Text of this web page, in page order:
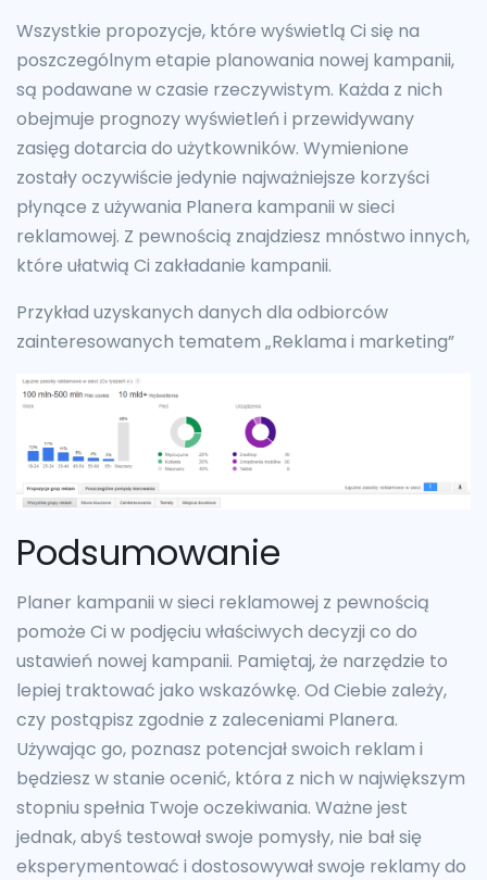
Wszystkie propozycje, które wyświetlą Ci się na
poszczególnym etapie planowania nowej kampanii,
są podawane w czasie rzeczywistym. Każda z nich
obejmuje prognozy wyświetleń i przewidywany
zasięg dotarcia do użytkowników. Wymienione
zostały oczywiście jedynie najważniejsze korzyści
płynące z używania Planera kampanii w sieci
reklamowej. Z pewnością znajdziesz mnóstwo innych,
które ułatwią Ci zakładanie kampanii.
Przykład uzyskanych danych dla odbiorców
zainteresowanych tematem „Reklama i marketing”
Podsumowanie
Planer kampanii w sieci reklamowej z pewnością
pomoże Ci w podjęciu właściwych decyzji co do
ustawień nowej kampanii. Pamiętaj, że narzędzie to
lepiej traktować jako wskazówkę. Od Ciebie zależy,
czy postąpisz zgodnie z zaleceniami Planera.
Używając go, poznasz potencjał swoich reklam i
będziesz w stanie ocenić, która z nich w największym
stopniu spełnia Twoje oczekiwania. Ważne jest
jednak, abyś testował swoje pomysły, nie bał się
eksperymentować i dostosowywał swoje reklamy do